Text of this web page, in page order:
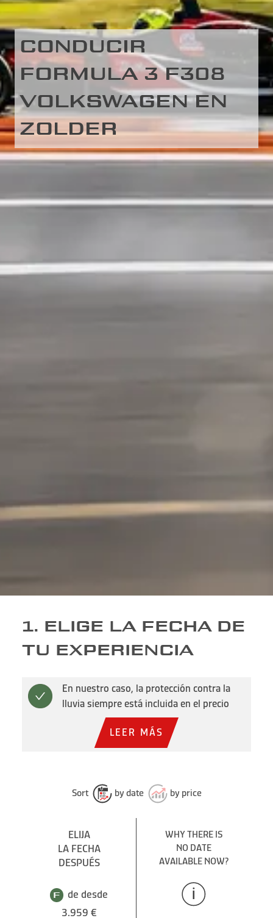
CONDUCIR
FORMULA 3 F308
VOLKSWAGEN EN
ZOLDER
1. ELIGE LA FECHA DE
TU EXPERIENCIA
En nuestro caso, la protección contra la
lluvia siempre está incluida en el precio
LEER MÁS
Sort by date by price
ELIJA
LA FECHA
DESPUÉS
de desde
3.959 €
WHY THERE IS
NO DATE
AVAILABLE NOW?